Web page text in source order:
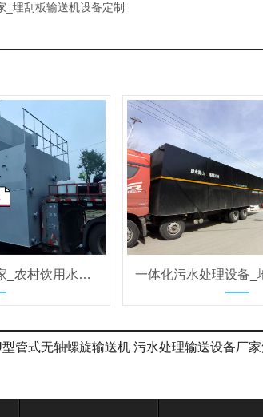
_埋刮板输送机设备定制
一体化净水设备厂家_农村饮用水净水设备_全自动一体化净水设备定制
管式无轴螺旋输送机 污水处理输送设备厂